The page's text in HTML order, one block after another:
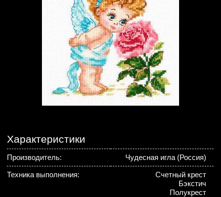
Характеристики
Производитель: Чудесная игла (Россия)
Техника выполнения:
Счетный крест
Бэкстич
Полукрест